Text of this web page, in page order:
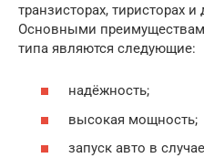
транзисторах, тиристорах и
Основными
типа являются следующие:
надёжность;
высокая мощность;
запуск авто в